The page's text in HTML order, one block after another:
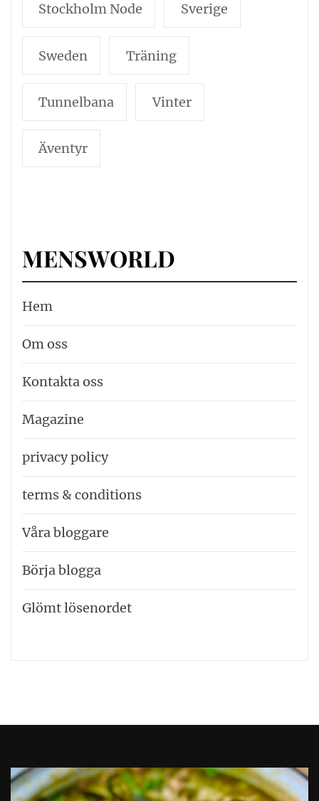
Stockholm Node Sverige
Sweden Träning
Tunnelbana Vinter
Äventyr
MENSWORLD
Hem
Om oss
Kontakta oss
Magazine
privacy policy
terms & conditions
Våra bloggare
Börja blogga
Glömt lösenordet